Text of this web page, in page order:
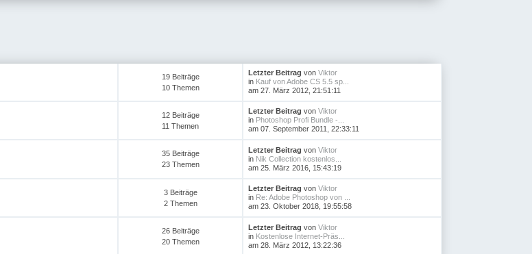
19 Beiträge
10 Themen
Letzter Beitrag vonViktor
in Kauf von Adobe CS 5.5 sp...
am 27. März 2012, 21:51:11
12 Beiträge
11 Themen
Letzter Beitrag vonViktor
in Photoshop Profi Bundle -...
am 07. September 2011, 22:33:11
35 Beiträge
23 Themen
Letzter Beitrag vonViktor
in Nik Collection kostenlos...
am 25. März 2016, 15:43:19
3 Beiträge
2 Themen
Letzter Beitrag vonViktor
in Re: Adobe Photoshop von ...
am 23. Oktober 2018, 19:55:58
26 Beiträge
20 Themen
Letzter Beitrag vonViktor
in Kostenlose Internet-Präs...
am 28. März 2012, 13:22:36